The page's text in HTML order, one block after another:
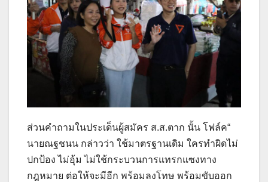
ส่วนคำถามในประเด็นผู้สมัคร ส.ส.ตาก นั้น โฟล์ค“
นายณฐชนน กล่าวว่า ใช้มาตรฐานเดิม ใครทำผิดไม่
ปกป้อง ไม่อุ้ม ไม่ใช้กระบวนการแทรกแซงทาง
กฎหมาย ต่อให้จะมีอีก พร้อมลงโทษ พร้อมขับออก